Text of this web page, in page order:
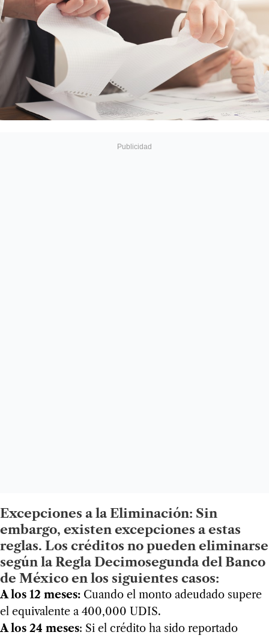
Excepciones a la Eliminación: Sin
embargo, existen excepciones a estas
reglas. Los créditos no pueden eliminarse
según la Regla Decimosegunda del Banco
de México en los siguientes casos:
A los 12 meses: Cuando el monto adeudado supere
el equivalente a 400,000 UDIS.
A los 24 meses: Si el crédito ha sido reportado